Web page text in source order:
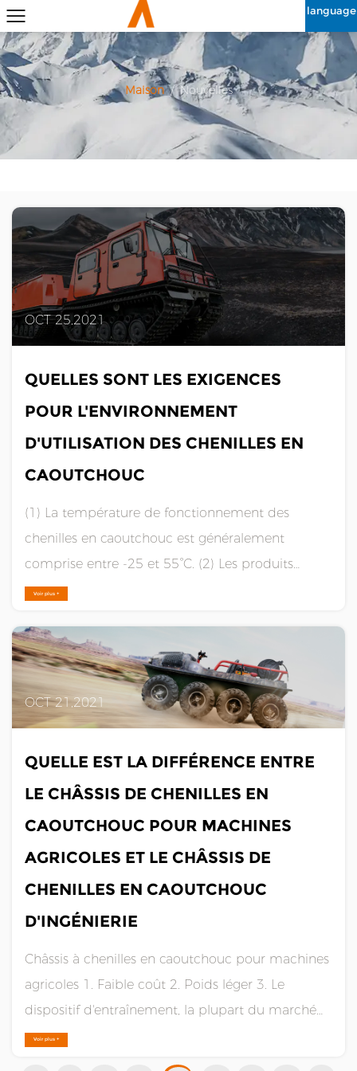
language
Maison / Nouvelles
OCT 25,2021
QUELLES SONT LES EXIGENCES
POUR L'ENVIRONNEMENT
D'UTILISATION DES CHENILLES EN
CAOUTCHOUC
(1) La température de fonctionnement des
chenilles en caoutchouc est généralement
comprise entre -25 et 55°C. (2) Les produits
chimiques, l'huile et le sel dans l'eau de mer
le robot après utilisation dans un tel
environnement. (3) La s......
Voir plus +
OCT 21,2021
QUELLE EST LA DIFFÉRENCE ENTRE
LE CHÂSSIS DE CHENILLES EN
CAOUTCHOUC POUR MACHINES
AGRICOLES ET LE CHÂSSIS DE
CHENILLES EN CAOUTCHOUC
D'INGÉNIERIE
Châssis à chenilles en caoutchouc pour machines
agricoles 1. Faible coût 2. Poids léger 3. Le
dispositif d'entraînement, la plupart du marché
adopte le mécanisme de boîte de vitesses de
tracteur à l'ancienne, qui est de structure
Voir plus +